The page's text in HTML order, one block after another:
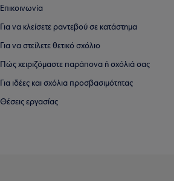
Επικοινωνία
Για να κλείσετε ραντεβού σε κατάστημα
Για να στείλετε θετικό σχόλιο
Πώς χειριζόμαστε παράπονα ή σχόλιά σας
Για ιδέες και σχόλια προσβασιμότητας
Θέσεις εργασίας